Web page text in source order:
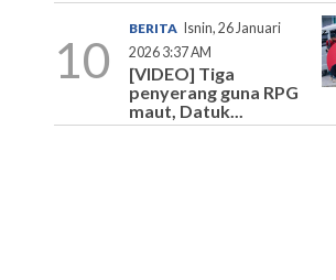
10
BERITA
Isnin, 26 Januari
2026 3:37 AM
[VIDEO] Tiga
penyerang guna RPG
maut, Datuk...